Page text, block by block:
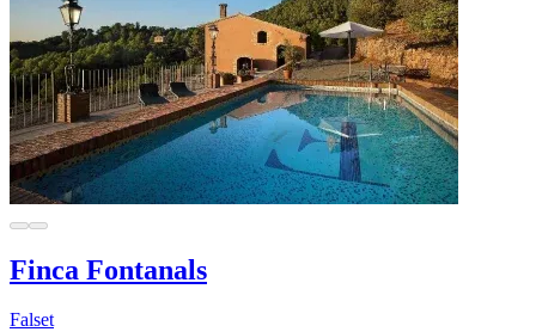
Finca Fontanals
Falset